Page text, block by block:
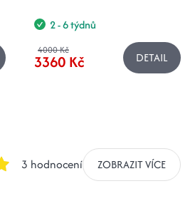
2 - 6 týdnů
4000 Kč
3360 Kč DETAIL
3 hodnocení ZOBRAZIT VÍCE